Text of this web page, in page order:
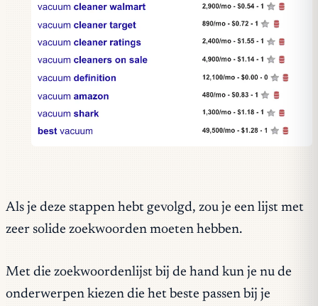
Als je deze stappen hebt gevolgd, zou je een lijst met
zeer solide zoekwoorden moeten hebben.
Met die zoekwoordenlijst bij de hand kun je nu de
onderwerpen kiezen die het beste passen bij je